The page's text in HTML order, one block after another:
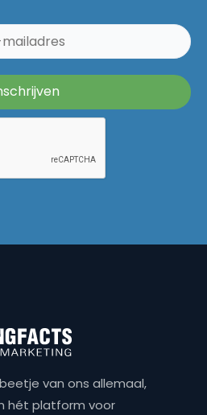
van ons allemaal,
hét platform voor